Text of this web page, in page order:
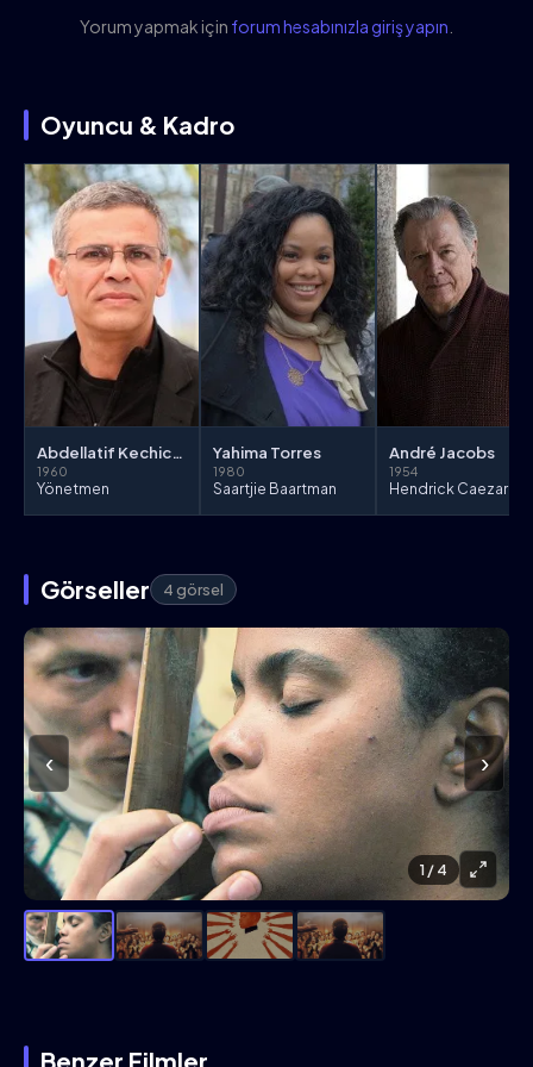
Yorum yapmak için forum hesabınızla giriş yapın
Oyuncu & Kadro
Abdellatif Kechiche
1960
Yönetmen
Yahima Torres
1980
Saartjie Baartman
André Jacobs
1954
Hendrick Caezar
Görseller 4 görsel
‹ ›
1 / 4
Benzer Filmler